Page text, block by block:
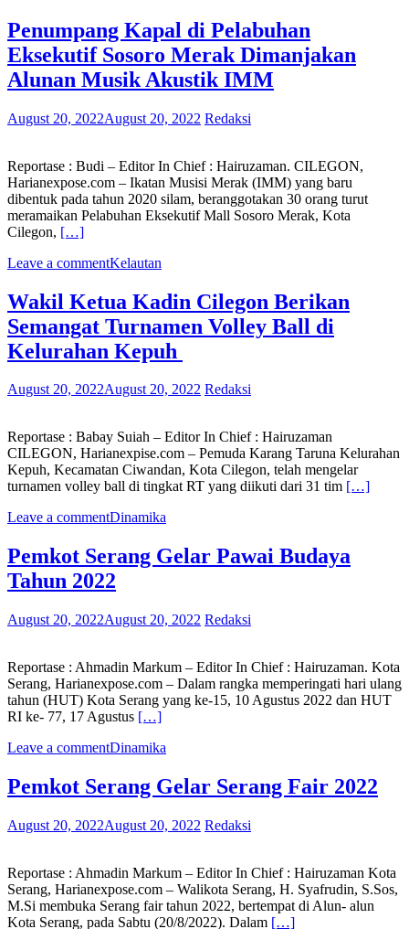
Penumpang Kapal di Pelabuhan
Eksekutif Sosoro Merak Dimanjakan
Alunan Musik Akustik IMM
August 20, 2022August 20, 2022 Redaksi
Reportase : Budi – Editor In Chief : Hairuzaman. CILEGON,
Harianexpose.com – Ikatan Musisi Merak (IMM) yang baru
dibentuk pada tahun 2020 silam, beranggotakan 30 orang turut
meramaikan Pelabuhan Eksekutif Mall Sosoro Merak, Kota
Cilegon, […]
Leave a commentKelautan
Wakil Ketua Kadin Cilegon Berikan
Semangat Turnamen Volley Ball di
Kelurahan Kepuh
August 20, 2022August 20, 2022 Redaksi
Reportase : Babay Suiah – Editor In Chief : Hairuzaman
CILEGON, Harianexpise.com – Pemuda Karang Taruna Kelurahan
Kepuh, Kecamatan Ciwandan, Kota Cilegon, telah mengelar
turnamen volley ball di tingkat RT yang diikuti dari 31 tim […]
Leave a commentDinamika
Pemkot Serang Gelar Pawai Budaya
Tahun 2022
August 20, 2022August 20, 2022 Redaksi
Reportase : Ahmadin Markum – Editor In Chief : Hairuzaman. Kota
Serang, Harianexpose.com – Dalam rangka memperingati hari ulang
tahun (HUT) Kota Serang yang ke-15, 10 Agustus 2022 dan HUT
RI ke- 77, 17 Agustus […]
Leave a commentDinamika
Pemkot Serang Gelar Serang Fair 2022
August 20, 2022August 20, 2022 Redaksi
Reportase : Ahmadin Markum – Editor In Chief : Hairuzaman Kota
Serang, Harianexpose.com – Walikota Serang, H. Syafrudin, S.Sos,
M.Si membuka Serang fair tahun 2022, bertempat di Alun- alun
Kota Serang, pada Sabtu (20/8/2022). Dalam […]